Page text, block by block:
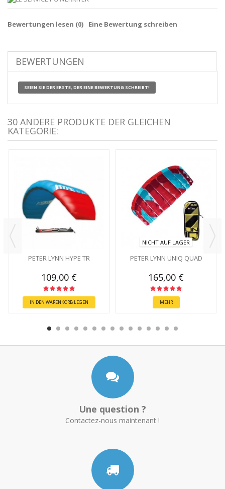
Bewertungen lesen (0) Eine Bewertung schreiben
BEWERTUNGEN
SEIEN SIE DER ERSTE, DER EINE BEWERTUNG SCHREIBT!
30 ANDERE PRODUKTE DER GLEICHEN
KATEGORIE:
PETER LYNN HYPE TR
109,00 €
IN DEN WARENKORB LEGEN
NICHT AUF LAGER
PETER LYNN UNIQ QUAD
165,00 €
MEHR
Une question ?
Contactez-nous maintenant !